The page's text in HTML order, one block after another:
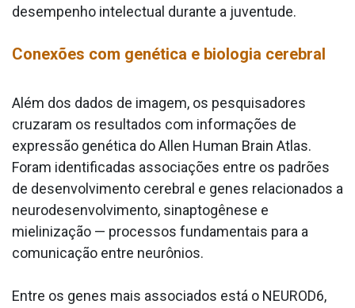
desempenho intelectual durante a juventude.
Conexões com genética e biologia cerebral
Além dos dados de imagem, os pesquisadores
cruzaram os resultados com informações de
expressão genética do Allen Human Brain Atlas.
Foram identificadas associações entre os padrões
de desenvolvimento cerebral e genes relacionados a
neurodesenvolvimento, sinaptogênese e
mielinização — processos fundamentais para a
comunicação entre neurônios.
Entre os genes mais associados está o NEUROD6,